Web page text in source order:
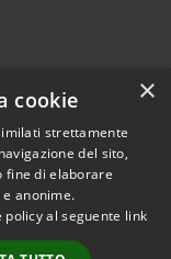
© 2026 • Comune di
della Pescaia •
×
cookie
strettamente
del sito,
fine di elaborare
anonime.
al seguente link